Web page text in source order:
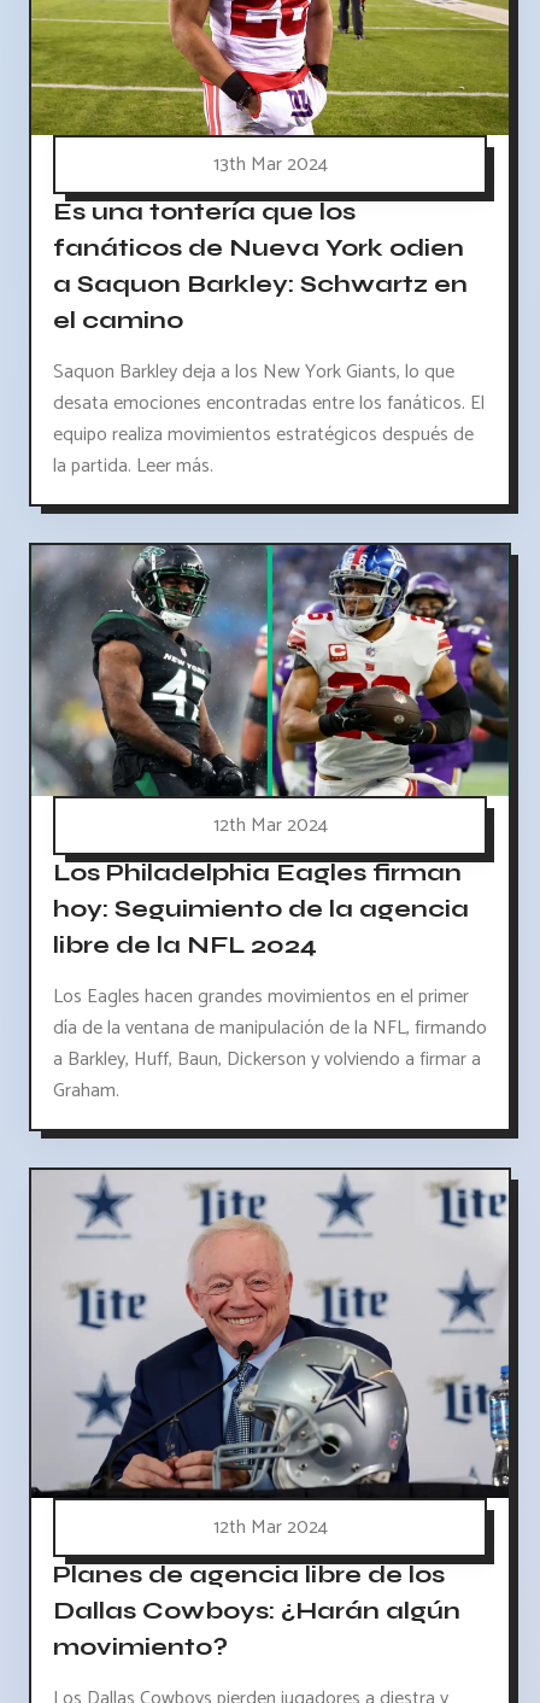
13th Mar 2024
Es una tontería que los
fanáticos de Nueva York odien
a Saquon Barkley: Schwartz en
el camino
Saquon Barkley deja a los New York Giants, lo que
desata emociones encontradas entre los fanáticos. El
equipo realiza movimientos estratégicos después de
la partida. Leer más.
12th Mar 2024
Los Philadelphia Eagles firman
hoy: Seguimiento de la agencia
libre de la NFL 2024
Los Eagles hacen grandes movimientos en el primer
día de la ventana de manipulación de la NFL, firmando
a Barkley, Huff, Baun, Dickerson y volviendo a firmar a
Graham.
12th Mar 2024
Planes de agencia libre de los
Dallas Cowboys: ¿Harán algún
movimiento?